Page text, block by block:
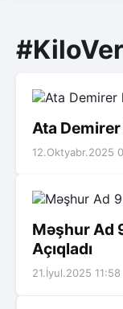
Ata Demirer
12.Oktyabr.2025
Məşhur Ad
Açıqladı
21.İyul.2025 11:58